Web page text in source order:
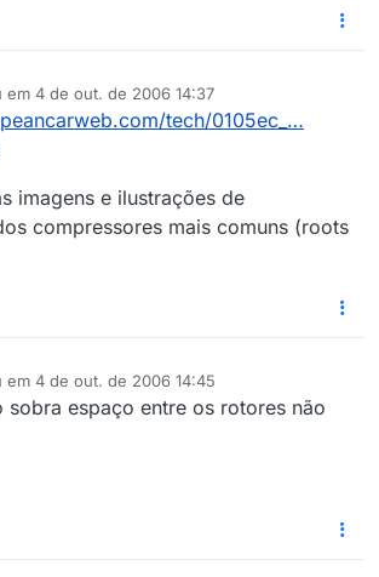
em 4 de out. de 2006 14:37
por
tech/0105ec_…
imagens e ilustrações de
compressores mais comuns (roots
em 4 de out. de 2006 14:45
por
sobra espaço entre os rotores não